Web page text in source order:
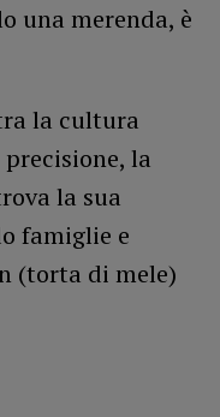
una merenda, è
la cultura
la
la sua
famiglie e
(torta di mele)